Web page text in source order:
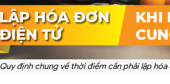
Quy định chung về thời điểm cần phải lập